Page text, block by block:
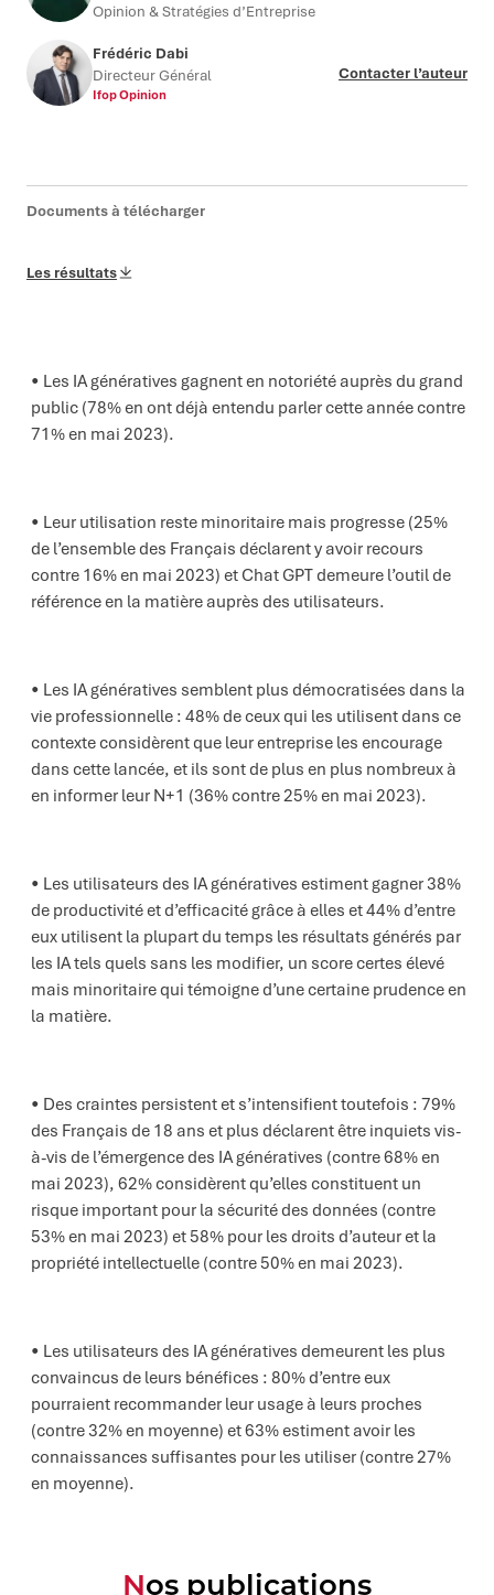
Opinion & Stratégies d’Entreprise
Frédéric Dabi
Directeur Général
Ifop Opinion
Contacter l’auteur
Documents à télécharger
Les résultats
Les IA génératives gagnent en notoriété auprès du grand
public (78% en ont déjà entendu parler cette année contre
71% en mai 2023).
Leur utilisation reste minoritaire mais progresse (25%
de l’ensemble des Français déclarent y avoir recours
contre 16% en mai 2023) et Chat GPT demeure l’outil de
référence en la matière auprès des utilisateurs.
Les IA génératives semblent plus démocratisées dans la
vie professionnelle : 48% de ceux qui les utilisent dans ce
contexte considèrent que leur entreprise les encourage
dans cette lancée, et ils sont de plus en plus nombreux à
en informer leur N+1 (36% contre 25% en mai 2023).
Les utilisateurs des IA génératives estiment gagner 38%
de productivité et d’efficacité grâce à elles et 44% d’entre
eux utilisent la plupart du temps les résultats générés par
les IA tels quels sans les modifier, un score certes élevé
mais minoritaire qui témoigne d’une certaine prudence en
la matière.
Des craintes persistent et s’intensifient toutefois : 79%
des Français de 18 ans et plus déclarent être inquiets vis-
à-vis de l’émergence des IA génératives (contre 68% en
mai 2023), 62% considèrent qu’elles constituent un
risque important pour la sécurité des données (contre
53% en mai 2023) et 58% pour les droits d’auteur et la
propriété intellectuelle (contre 50% en mai 2023).
Les utilisateurs des IA génératives demeurent les plus
convaincus de leurs bénéfices : 80% d’entre eux
pourraient recommander leur usage à leurs proches
(contre 32% en moyenne) et 63% estiment avoir les
connaissances suffisantes pour les utiliser (contre 27%
en moyenne).
Nos publications